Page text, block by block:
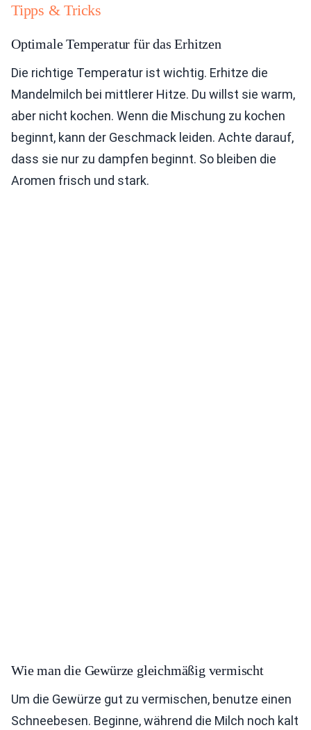
Tipps & Tricks
Optimale Temperatur für das Erhitzen
Die richtige Temperatur ist wichtig. Erhitze die
Mandelmilch bei mittlerer Hitze. Du willst sie warm,
aber nicht kochen. Wenn die Mischung zu kochen
beginnt, kann der Geschmack leiden. Achte darauf,
dass sie nur zu dampfen beginnt. So bleiben die
Aromen frisch und stark.
Wie man die Gewürze gleichmäßig vermischt
Um die Gewürze gut zu vermischen, benutze einen
Schneebesen. Beginne, während die Milch noch kalt